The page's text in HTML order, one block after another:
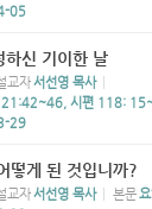
05
하신 기이한 날
교자서선영 목사
21:42~46, 시편 118:
29
떻게 된 것입니까?
교자서선영 목사 본문